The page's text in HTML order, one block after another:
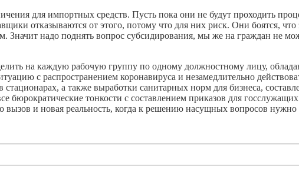
для импортных средств. Пусть пока они не будут проходить
отказываются от этого, потому что для них риск. Они боятся,
надо поднять вопрос субсидирования, мы же на граждан не
на каждую рабочую группу по одному должностному лицу,
с распространением коронавируса и незамедлительно
стационарах, а также выработки санитарных норм для бизнеса,
бюрократические тонкости с составлением приказов для
вызов и новая реальность, когда к решению насущных вопросов нужно